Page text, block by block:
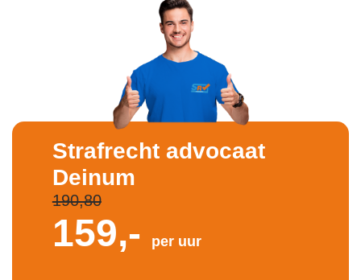
Strafrecht advocaat
Deinum
190,80
159,- per uur